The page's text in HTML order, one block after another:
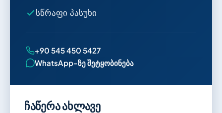
სწრაფი პასუხი
+90 545 450 5427
WhatsApp-ზე შეტყობინება
ჩაწერა ახლავე